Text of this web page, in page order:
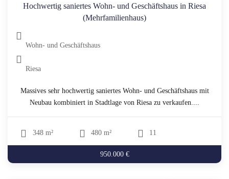
Hochwertig saniertes Wohn- und Geschäftshaus in Riesa
(Mehrfamilienhaus)
Wohn- und Geschäftshaus
Riesa
Massives sehr hochwertig saniertes Wohn- und Geschäftshaus mit
Neubau kombiniert in Stadtlage von Riesa zu verkaufen....
348 m² 480 m² 11
950.000 €